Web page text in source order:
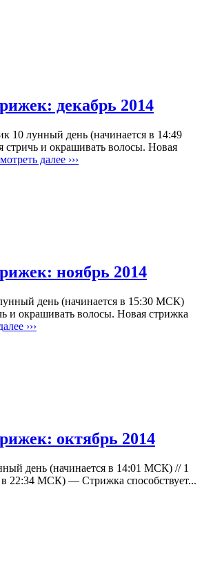
декабрь 2014
10 лунный день (начинается в 14:49
и окрашивать волосы. Новая
далее ›››
ноябрь 2014
день (начинается в 15:30 МСК)
и окрашивать волосы. Новая стрижка
›››
октябрь 2014
день (начинается в 14:01 МСК) // 1
в 22:34 МСК) — Стрижка способствует...